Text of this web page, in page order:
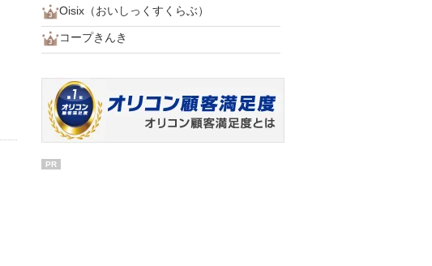
Oisix（おいしっくすくらぶ）
コープきんき
PR